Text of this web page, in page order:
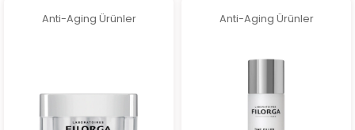
Anti-Aging Ürünler Anti-Aging Ürünler